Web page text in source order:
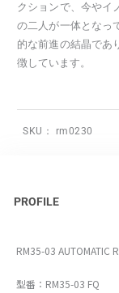
クションで、今やイ
の二人が一体となっ
的な前進の結晶であ
徴しています。
SKU： rm0230
PROFILE
RM35-03 AUTOMATIC
型番：RM35-03 FQ